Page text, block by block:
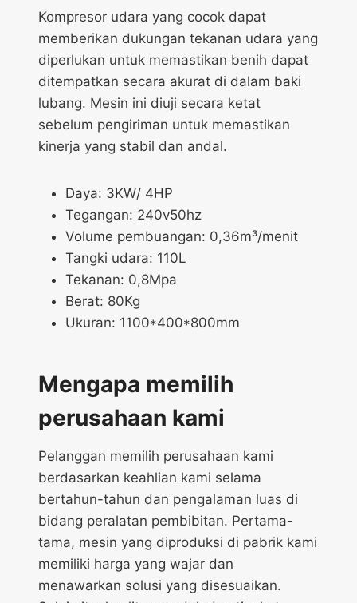
Kompresor udara yang cocok dapat
memberikan dukungan tekanan udara yang
diperlukan untuk memastikan benih dapat
ditempatkan secara akurat di dalam baki
lubang. Mesin ini diuji secara ketat
sebelum pengiriman untuk memastikan
kinerja yang stabil dan andal.
Daya: 3KW/ 4HP
Tegangan: 240v50hz
Volume pembuangan: 0,36m³/menit
Tangki udara: 110L
Tekanan: 0,8Mpa
Berat: 80Kg
Ukuran: 1100*400*800mm
Mengapa memilih
perusahaan kami
Pelanggan memilih perusahaan kami
berdasarkan keahlian kami selama
bertahun-tahun dan pengalaman luas di
bidang peralatan pembibitan. Pertama-
tama, mesin yang diproduksi di pabrik kami
memiliki harga yang wajar dan
menawarkan solusi yang disesuaikan.